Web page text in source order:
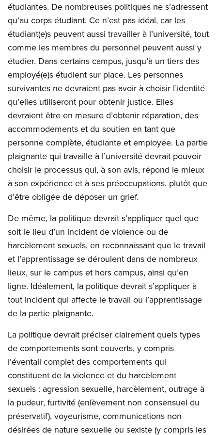
étudiantes. De nombreuses politiques ne s’adressent
qu’au corps étudiant. Ce n’est pas idéal, car les
étudiant(e)s peuvent aussi travailler à l’université, tout
comme les membres du personnel peuvent aussi y
étudier. Dans certains campus, jusqu’à un tiers des
employé(e)s étudient sur place. Les personnes
survivantes ne devraient pas avoir à choisir l’identité
qu’elles utiliseront pour obtenir justice. Elles
devraient être en mesure d’obtenir réparation, des
accommodements et du soutien en tant que
personne complète, étudiante et employée. La partie
plaignante qui travaille à l’université devrait pouvoir
choisir le processus qui, à son avis, répond le mieux
à son expérience et à ses préoccupations, plutôt que
d’être obligée de déposer un grief.
De même, la politique devrait s’appliquer quel que
soit le lieu d’un incident de violence ou de
harcèlement sexuels, en reconnaissant que le travail
et l’apprentissage se déroulent dans de nombreux
lieux, sur le campus et hors campus, ainsi qu’en
ligne. Idéalement, la politique devrait s’appliquer à
tout incident qui affecte le travail ou l’apprentissage
de la partie plaignante.
La politique devrait préciser clairement quels types
de comportements sont couverts, y compris
l’éventail complet des comportements qui
constituent de la violence et du harcèlement
sexuels : agression sexuelle, harcèlement, outrage à
la pudeur, furtivité (enlèvement non consensuel du
préservatif), voyeurisme, communications non
désirées de nature sexuelle ou sexiste (y compris les